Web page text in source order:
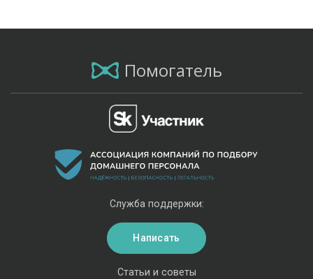
Помогатель
Статьи и советы
Служба поддержки:
Написать